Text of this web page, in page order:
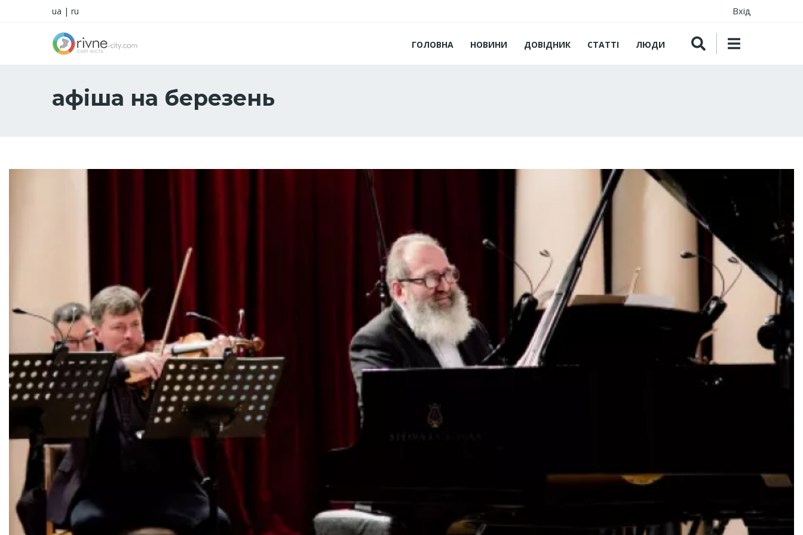
ua | ru Вхід
ГОЛОВНА НОВИНИ ДОВІДНИК СТАТТІ ЛЮДИ
афіша на березень